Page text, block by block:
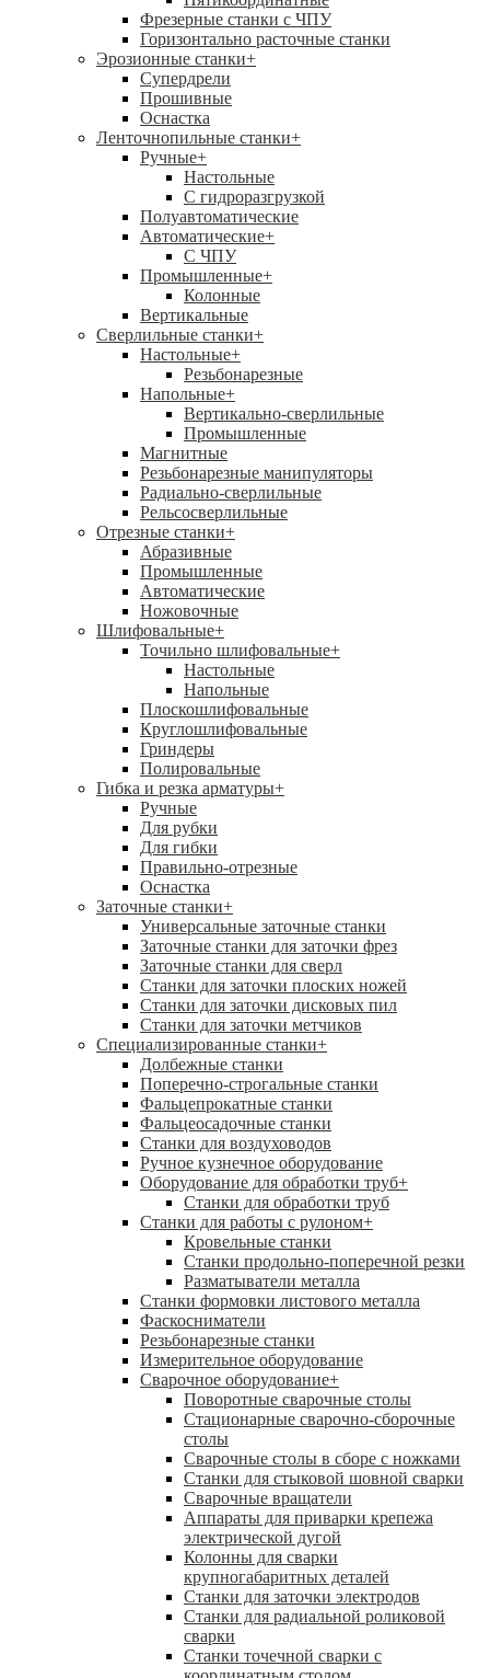
Фрезерные станки с ЧПУ
Горизонтально расточные станки
Эрозионные станки+
Супердрели
Прошивные
Оснастка
Ленточнопильные станки+
Ручные+
Настольные
С гидроразгрузкой
Полуавтоматические
Автоматические+
С ЧПУ
Промышленные+
Колонные
Вертикальные
Сверлильные станки+
Настольные+
Резьбонарезные
Напольные+
Вертикально-сверлильные
Промышленные
Магнитные
Резьбонарезные манипуляторы
Радиально-сверлильные
Рельсосверлильные
Отрезные станки+
Абразивные
Промышленные
Автоматические
Ножовочные
Шлифовальные+
Точильно шлифовальные+
Настольные
Напольные
Плоскошлифовальные
Круглошлифовальные
Гриндеры
Полировальные
Гибка и резка арматуры+
Ручные
Для рубки
Для гибки
Правильно-отрезные
Оснастка
Заточные станки+
Универсальные заточные станки
Заточные станки для заточки фрез
Заточные станки для сверл
Станки для заточки плоских ножей
Станки для заточки дисковых пил
Станки для заточки метчиков
Специализированные станки+
Долбежные станки
Поперечно-строгальные станки
Фальцепрокатные станки
Фальцеосадочные станки
Станки для воздуховодов
Ручное кузнечное оборудование
Оборудование для обработки труб+
Станки для обработки труб
Станки для работы с рулоном+
Кровельные станки
Станки продольно-поперечной резки
Разматыватели металла
Станки формовки листового металла
Фаскосниматели
Резьбонарезные станки
Измерительное оборудование
Сварочное оборудование+
Поворотные сварочные столы
Стационарные сварочно-сборочные
столы
Сварочные столы в сборе с ножками
Станки для стыковой шовной сварки
Сварочные вращатели
Аппараты для приварки крепежа
электрической дугой
Колонны для сварки
крупногабаритных деталей
Станки для заточки электродов
Станки для радиальной роликовой
сварки
Станки точечной сварки с